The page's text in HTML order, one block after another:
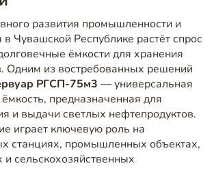
развития промышленности и
Чувашской Республике растёт спрос
ёмкости для хранения
Одним из востребованных решений
РГСП-75м3 — универсальная
предназначенная для
и выдачи светлых нефтепродуктов.
играет ключевую роль на
станциях, промышленных объектах,
сельскохозяйственных